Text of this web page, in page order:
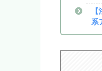
系